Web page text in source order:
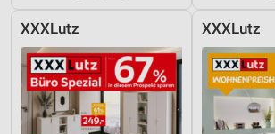
XXXLutz XXXLutz